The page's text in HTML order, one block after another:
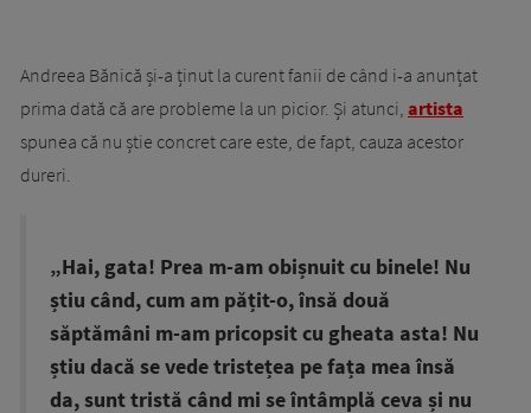
Andreea Bănică și-a ținut la curent fanii de când i-a anunțat
prima dată că are probleme la un picior. Și atunci, artista
spunea că nu știe concret care este, de fapt, cauza acestor
dureri.
„Hai, gata! Prea m-am obișnuit cu binele! Nu
știu când, cum am pățit-o, însă două
săptămâni m-am pricopsit cu gheata asta! Nu
știu dacă se vede tristețea pe fața mea însă
da, sunt tristă când mi se întâmplă ceva și nu